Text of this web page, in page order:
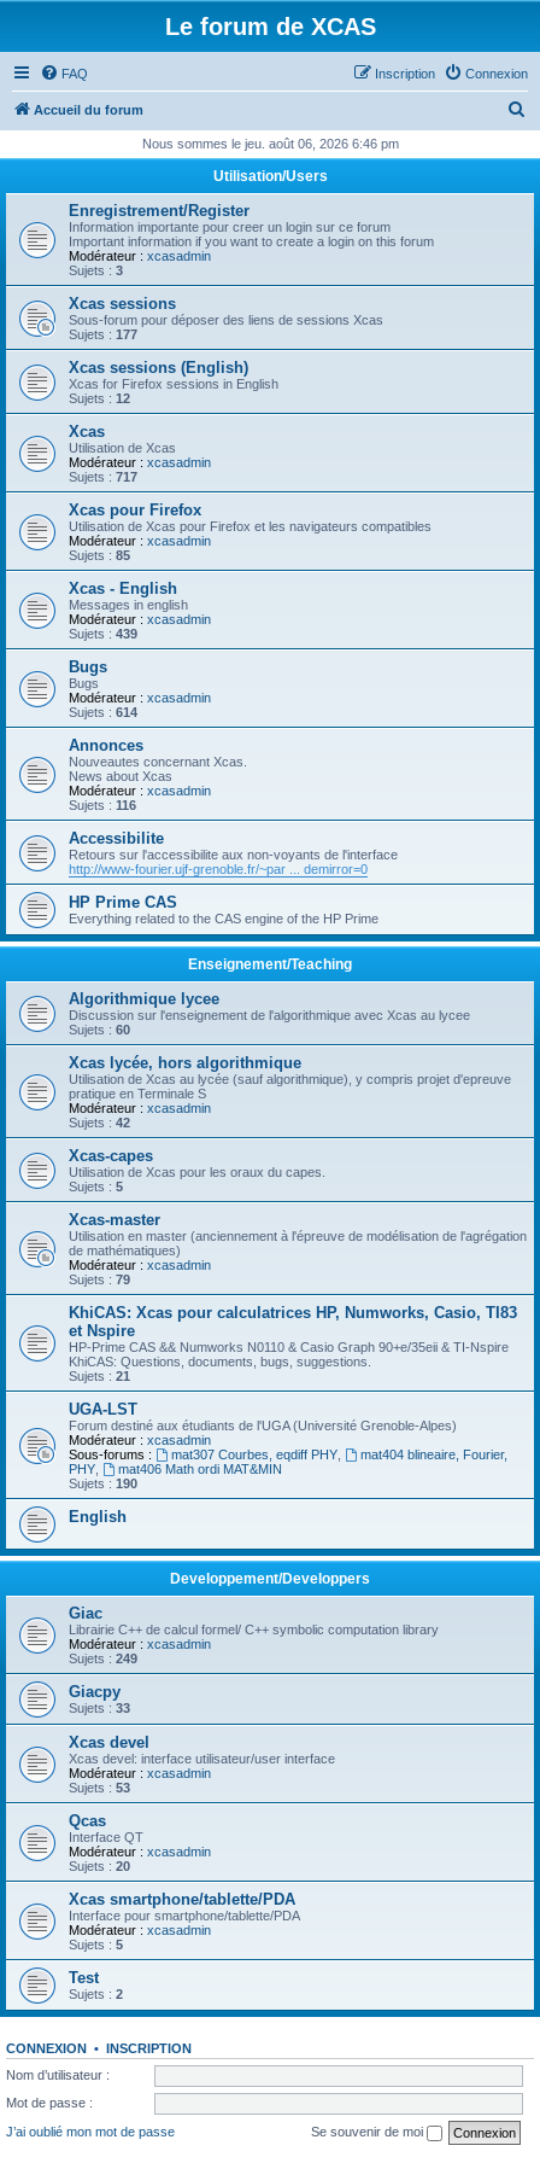
Le forum de XCAS
FAQ Connexion
Inscription
Accueil du forum
h
c
Nous sommes le jeu. août 06, 2026 6:46 pm
Utilisation/Users
Enregistrement/Register
Information importante pour creer un login sur ce forum
Important information if you want to create a login on this forum
Modérateur : xcasadmin
Sujets : 3
Xcas sessions
Sous-forum pour déposer des liens de sessions Xcas
Sujets : 177
Xcas sessions (English)
Xcas for Firefox sessions in English
Sujets : 12
Xcas
Utilisation de Xcas
Modérateur : xcasadmin
Sujets : 717
Xcas pour Firefox
Utilisation de Xcas pour Firefox et les navigateurs compatibles
Modérateur : xcasadmin
Sujets : 85
Xcas - English
Messages in english
Modérateur : xcasadmin
Sujets : 439
Bugs
Bugs
Modérateur : xcasadmin
Sujets : 614
Annonces
Nouveautes concernant Xcas.
News about Xcas
Modérateur : xcasadmin
Sujets : 116
Accessibilite
Retours sur l'accessibilite aux non-voyants de l'interface
http://www-fourier.ujf-grenoble.fr/~par ... demirror=0
HP Prime CAS
Everything related to the CAS engine of the HP Prime
Enseignement/Teaching
Algorithmique lycee
Discussion sur l'enseignement de l'algorithmique avec Xcas au lycee
Sujets : 60
Xcas lycée, hors algorithmique
Utilisation de Xcas au lycée (sauf algorithmique), y compris projet d'epreuve
pratique en Terminale S
Modérateur : xcasadmin
Sujets : 42
Xcas-capes
Utilisation de Xcas pour les oraux du capes.
Sujets : 5
Xcas-master
Utilisation en master (anciennement à l'épreuve de modélisation de l'agrégation
de mathématiques)
Modérateur : xcasadmin
Sujets : 79
KhiCAS: Xcas pour calculatrices HP, Numworks, Casio, TI83
et Nspire
HP-Prime CAS && Numworks N0110 & Casio Graph 90+e/35eii & TI-Nspire
KhiCAS: Questions, documents, bugs, suggestions.
Sujets : 21
UGA-LST
Forum destiné aux étudiants de l'UGA (Université Grenoble-Alpes)
Modérateur : xcasadmin
Sous-forums :
mat307 Courbes, eqdiff PHY,
mat404 blineaire, Fourier,
PHY
mat406 Math ordi MAT&MIN
Sujets : 190
English
Developpement/Developpers
Giac
Librairie C++ de calcul formel/ C++ symbolic computation library
Modérateur : xcasadmin
Sujets : 249
Giacpy
Sujets : 33
Xcas devel
Xcas devel: interface utilisateur/user interface
Modérateur : xcasadmin
Sujets : 53
Qcas
Interface QT
Modérateur : xcasadmin
Sujets : 20
Xcas smartphone/tablette/PDA
Interface pour smartphone/tablette/PDA
Modérateur : xcasadmin
Sujets : 5
Test
Sujets : 2
CONNEXION • INSCRIPTION
Nom d’utilisateur :
Mot de passe :
J’ai oublié mon mot de passe
Se souvenir de moi